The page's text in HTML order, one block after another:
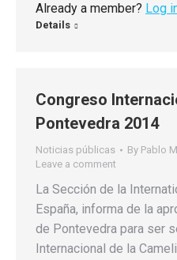
Already a member? Log
Details
Congreso
Pontevedra 2014
Noticias públicas By Pablo
Leave a comment
La Sección de la
España, informa de la
de Pontevedra para ser
Internacional de la